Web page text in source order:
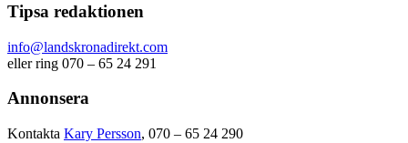
Tipsa redaktionen
info@landskronadirekt.com
eller ring 070 – 65 24 291
Annonsera
Kontakta Kary Persson, 070 – 65 24 290